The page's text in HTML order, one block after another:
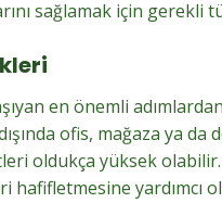
sağlamak için gerekli
en önemli
ofis, mağaza ya
oldukça yüksek
hafifletmesine yardımcı